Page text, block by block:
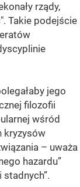
rządy,
Takie podejście
jego
filozofii
wśród
kryzysów
– uważa
hazardu”
stadnych”.